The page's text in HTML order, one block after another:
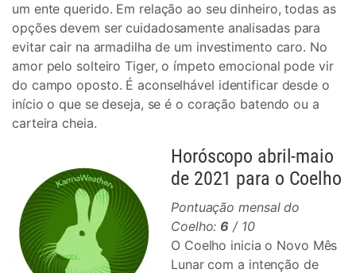
um ente querido. Em relação ao seu dinheiro, todas as
opções devem ser cuidadosamente analisadas para
evitar cair na armadilha de um investimento caro. No
amor pelo solteiro Tiger, o ímpeto emocional pode vir
do campo oposto. É aconselhável identificar desde o
início o que se deseja, se é o coração batendo ou a
carteira cheia.
Horóscopo abril-maio
de 2021 para o Coelho
Pontuação mensal do
Coelho: 6 / 10
O Coelho inicia o Novo Mês
Lunar com a intenção de